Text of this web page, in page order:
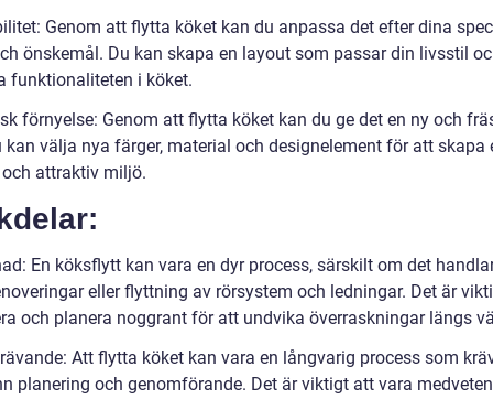
Genom att flytta köket kan du anpassa det efter dina
önskemål. Du kan skapa en layout som passar din livsstil
funktionaliteten i köket.
förnyelse: Genom att flytta köket kan du ge det en ny och
kan välja nya färger, material och designelement för att skapa
attraktiv miljö.
En köksflytt kan vara en dyr process, särskilt om det
eller flyttning av rörsystem och ledningar. Det är
och planera noggrant för att undvika överraskningar längs
Att flytta köket kan vara en långvarig process som
planering och genomförande. Det är viktigt att vara